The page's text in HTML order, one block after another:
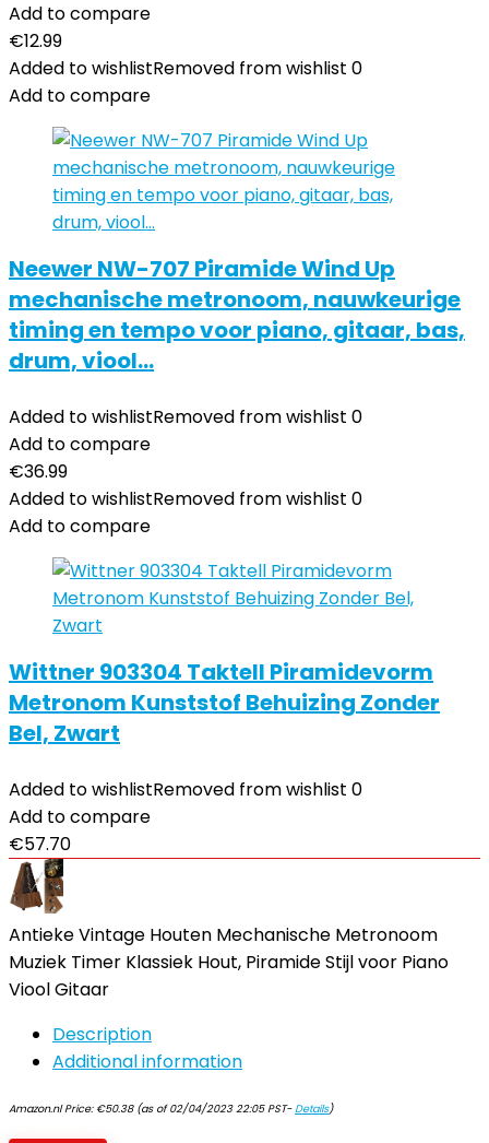
Add to compare
€12.99
Added to wishlistRemoved from wishlist 0
Add to compare
Neewer NW-707 Piramide Wind Up
mechanische metronoom, nauwkeurige
timing en tempo voor piano, gitaar, bas,
drum, viool…
Added to wishlistRemoved from wishlist 0
Add to compare
€36.99
Added to wishlistRemoved from wishlist 0
Add to compare
Wittner 903304 Taktell Piramidevorm
Metronom Kunststof Behuizing Zonder
Bel, Zwart
Added to wishlistRemoved from wishlist 0
Add to compare
€57.70
Antieke Vintage Houten Mechanische Metronoom
Muziek Timer Klassiek Hout, Piramide Stijl voor Piano
Viool Gitaar
Description
Additional information
Amazon.nl Price: €50.38(as of 02/04/2023 22:05 PST-Details)